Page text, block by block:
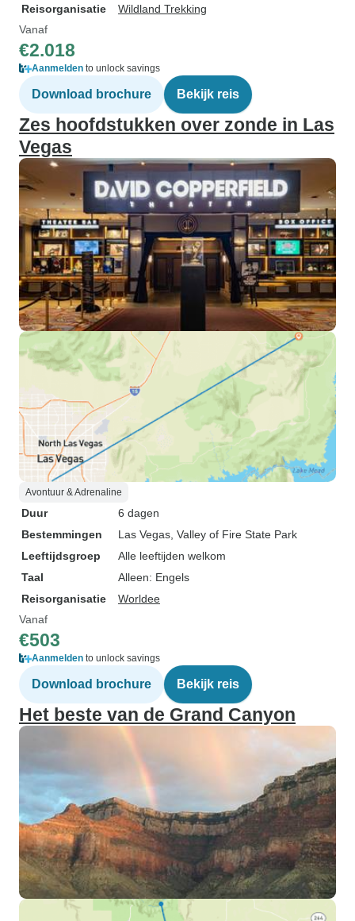
Reisorganisatie
Wildland Trekking
Vanaf
€2.018
Aanmelden to unlock savings
Download brochure Bekijk reis
Zes hoofdstukken over zonde in Las
Vegas
Avontuur & Adrenaline
Duur
6 dagen
Bestemmingen
Las Vegas , Valley of Fire State Park
Leeftijdsgroep
Alle leeftijden welkom
Taal
Alleen: Engels
Reisorganisatie
Worldee
Vanaf
€503
Aanmelden to unlock savings
Download brochure Bekijk reis
Het beste van de Grand Canyon